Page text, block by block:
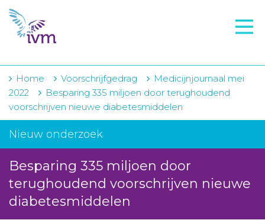
VMI
FTO voorbereiding
IVM-academie
Zorginstellingen
Projecten
Over IVM
Actueel
Home Voorschrijfgedrag
Medicijnjournaal mei
2022
Besparing 335 miljoen door terughoudend
voorschrijven nieuwe diabetesmiddelen
Nieuw onderzoek
Besparing 335 miljoen door
terughoudend voorschrijven nieuwe
diabetesmiddelen